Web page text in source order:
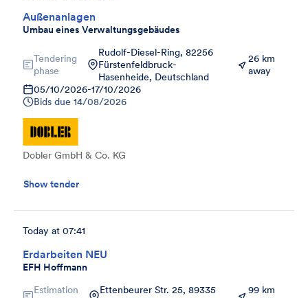
Außenanlagen
Umbau eines Verwaltungsgebäudes
Tendering
phase
Rudolf-Diesel-Ring, 82256
Fürstenfeldbruck-
Hasenheide, Deutschland
26 km
away
05/10/2026-17/10/2026
Bids due 14/08/2026
Dobler GmbH & Co. KG
Show tender
Erdarbeiten NEU
EFH Hoffmann
Today at 07:41
Estimation
Ettenbeurer Str. 25, 89335
99 km